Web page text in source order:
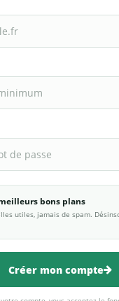
bons plans
utiles, jamais de spam.
Créer mon compte